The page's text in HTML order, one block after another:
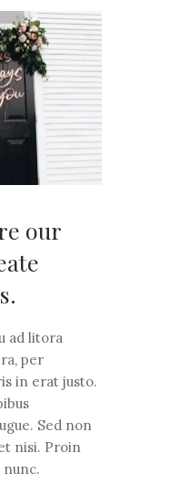
our
ad litora
per
in erat justo.
Sed non
nisi. Proin